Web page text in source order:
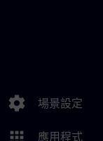
settings 場景設定
應用程式